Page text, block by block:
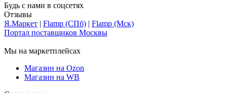
Будь с нами в соцсетях
Отзывы
Я.Маркет | Flamp (СПб) | Flamp (Мск)
Портал поставщиков Москвы
Мы на маркетплейсах
Магазин на Ozon
Магазин на WB